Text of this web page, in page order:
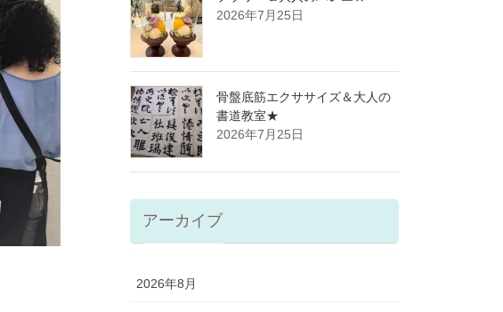
2026年7月25日
骨盤底筋エクササイズ＆大人の
書道教室★
2026年7月25日
アーカイブ
2026年8月